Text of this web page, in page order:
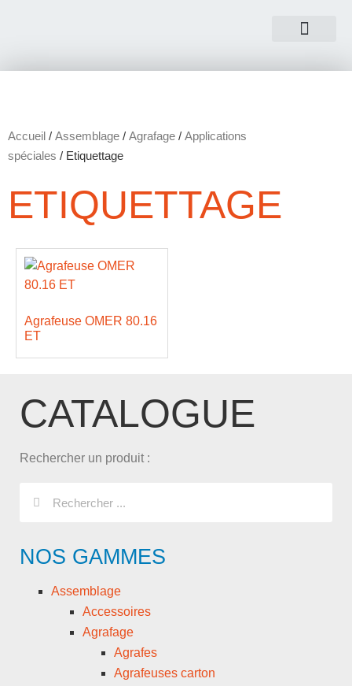
CATALOGUE
Rechercher un produit :
NOS GAMMES
Assemblage
Accessoires
Agrafage
Agrafes
Agrafeuses carton
Accueil / Assemblage / Agrafage / Applications
spéciales / Etiquettage
ETIQUETTAGE
Agrafeuse OMER 80.16
ET